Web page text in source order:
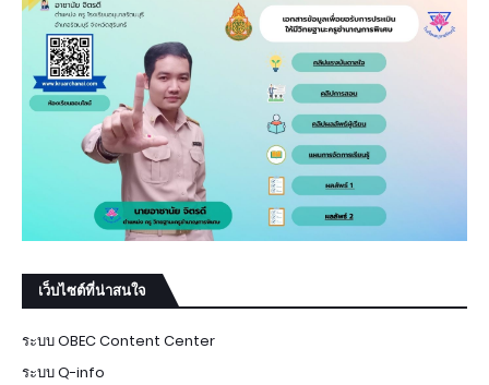
เว็บไซต์ที่น่าสนใจ
ระบบ OBEC Content Center
ระบบ Q-info